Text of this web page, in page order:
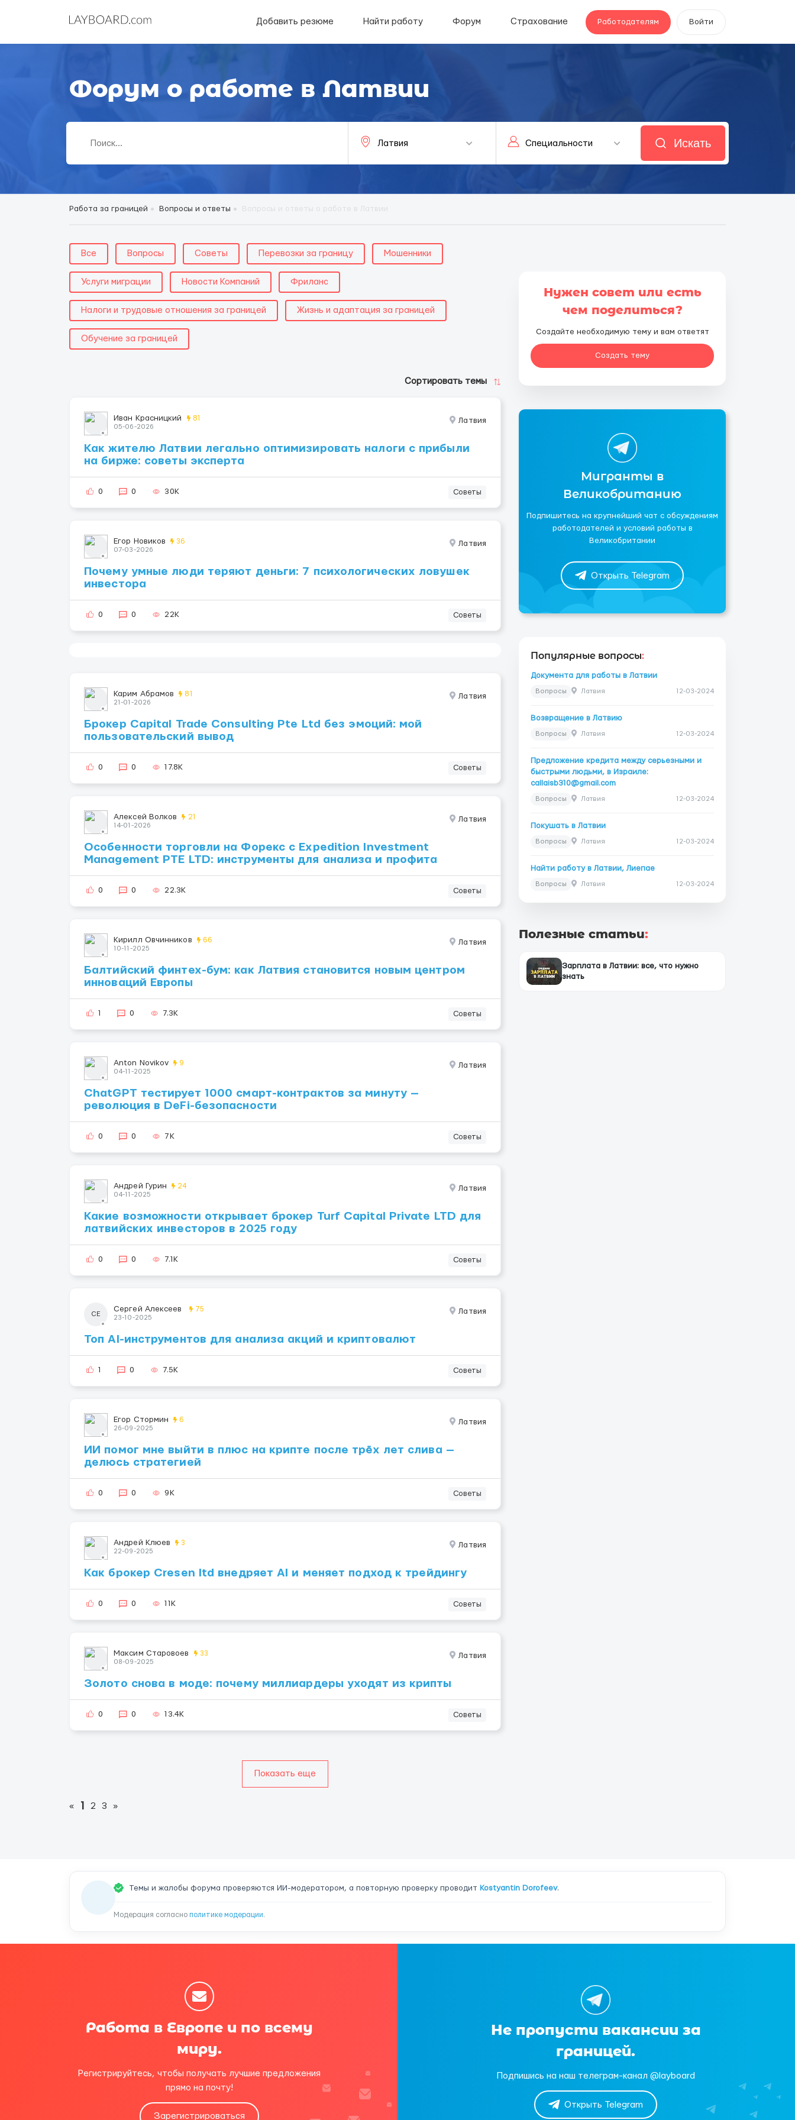
Добавить резюме Найти работу Форум Страхование Работодателям Войти
Форум о работе в Латвии
Искать
Работа за границей Вопросы и ответы
Все Вопросы Советы Перевозки за границу Мошенники
Услуги миграции Новости Компаний Фриланс
Налоги и трудовые отношения за границей Жизнь и адаптация за границей
Обучение за границей
Сортировать темы
Иван Красницкий 81
05-06-2026
Латвия
Как жителю Латвии легально оптимизировать налоги с прибыли
на бирже: советы эксперта
0 0 30K Советы
Егор Новиков 36
07-03-2026
Латвия
Почему умные люди теряют деньги: 7 психологических ловушек
инвестора
0 0 22K Советы
Карим Абрамов 81
21-01-2026
Латвия
Брокер Capital Trade Consulting Pte Ltd без эмоций: мой
пользовательский вывод
0 0 17.8K Советы
Алексей Волков 21
14-01-2026
Латвия
Особенности торговли на Форекс с Expedition Investment
Management PTE LTD: инструменты для анализа и профита
0 0 22.3K Советы
Кирилл Овчинников 66
10-11-2025
Латвия
Балтийский финтех-бум: как Латвия становится новым центром
инноваций Европы
1 0 7.3K Советы
Anton Novikov 9
04-11-2025
Латвия
ChatGPT тестирует 1000 смарт-контрактов за минуту —
революция в DeFi-безопасности
0 0 7K Советы
Андрей Гурин 24
04-11-2025
Латвия
Какие возможности открывает брокер Turf Capital Private LTD для
латвийских инвесторов в 2025 году
0 0 7.1K Советы
СЕ
Сергей Алексеев 75
23-10-2025
Латвия
Топ AI-инструментов для анализа акций и криптовалют
1 0 7.5K Советы
Егор Стормин 6
26-09-2025
Латвия
ИИ помог мне выйти в плюс на крипте после трёх лет слива —
делюсь стратегией
0 0 9K Советы
Андрей Клюев 3
22-09-2025
Латвия
Как брокер Cresen ltd внедряет AI и меняет подход к трейдингу
0 0 11K Советы
Максим Старовоев 33
08-09-2025
Латвия
Золото снова в моде: почему миллиардеры уходят из крипты
0 0 13.4K Советы
Показать еще
« 1 2 3 »
Нужен совет или есть
чем поделиться?
Создайте необходимую тему и вам ответят
Создать тему
Мигранты в
Великобританию
Подпишитесь на крупнейший чат с обсуждениям
работодателей и условий работы в
Великобритании
Открыть Telegram
Популярные вопросы:
Документа для работы в Латвии
Вопросы Латвия 12-03-2024
Возвращение в Латвию
Вопросы Латвия 12-03-2024
Предложение кредита между серьезными и
быстрыми людьми, в Израиле:
callaisb310@gmail.com
Вопросы Латвия 12-03-2024
Покушать в Латвии
Вопросы Латвия 12-03-2024
Найти работу в Латвии, Лиепае
Вопросы Латвия 12-03-2024
Полезные статьи:
Зарплата в Латвии: все, что нужно
знать
Темы и жалобы форума проверяются ИИ-модератором, а повторную проверку проводит Kostyantin Dorofeev.
Модерация согласно политике модерации.
Работа в Европе и по всему
миру.
Регистрируйтесь, чтобы получать лучшие предложения
прямо на почту!
Зарегистрироваться
Не пропусти вакансии за
границей.
Подпишись на наш телеграм-канал @layboard
Открыть Telegram